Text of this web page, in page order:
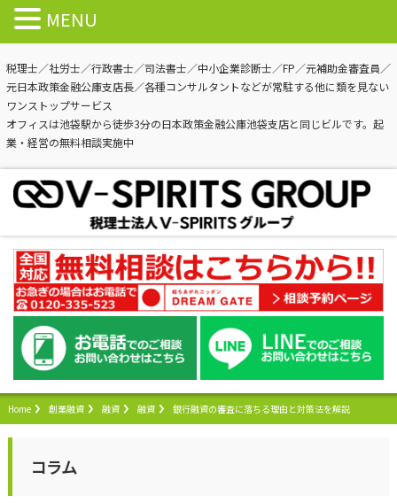
税理士／社労士／行政書士／司法書士／中小企業診断士／FP／元補助金審査員／
元日本政策金融公庫支店長／各種コンサルタントなどが常駐する他に類を見ない
ワンストップサービス
オフィスは池袋駅から徒歩3分の日本政策金融公庫池袋支店と同じビルです。起
業・経営の無料相談実施中
Home 創業融資 融資 融資 銀行融資の審査に落ちる理由と対策法を解説
コラム
MENU